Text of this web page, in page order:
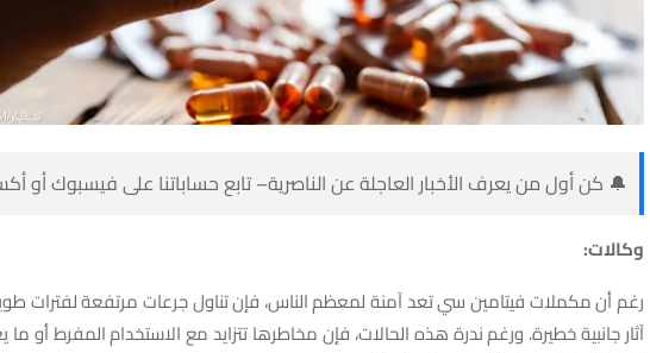
🔔 كن أول من يعرف الأخبار العاجلة عن الناصرية– تابع حساباتنا على فيسبوك أو
وكالات:
رغم أن مكملات فيتامين سي تعد آمنة لمعظم الناس، فإن تناول جرعات مرتفعة لفترات
آثار جانبية خطيرة. ورغم ندرة هذه الحالات، فإن مخاطرها تتزايد مع الاستخدام المفرط أو ما